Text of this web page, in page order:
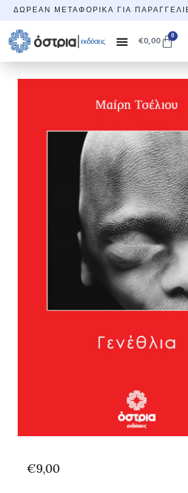
ΔΩΡΕΆΝ ΜΕΤΑΦΟΡΙΚΆ ΓΙΑ
€0,00 0
€9,00